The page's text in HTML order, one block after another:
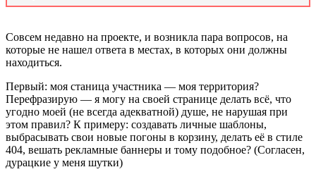
Совсем недавно на проекте, и возникла пара вопросов, на
которые не нашел ответа в местах, в которых они должны
находиться.
Первый: моя станица участника — моя территория?
Перефразирую — я могу на своей странице делать всё, что
угодно моей (не всегда адекватной) душе, не нарушая при
этом правил? К примеру: создавать личные шаблоны,
выбрасывать свои новые погоны в корзину, делать её в стиле
404, вешать рекламные баннеры и тому подобное? (Согласен,
дурацкие у меня шутки)